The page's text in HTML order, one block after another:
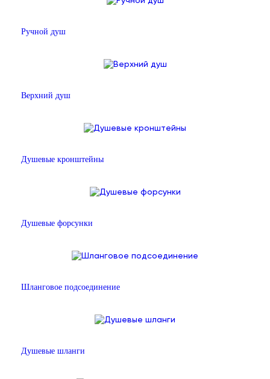
Ручной душ
Верхний душ
Душевые кронштейны
Душевые форсунки
Шланговое подсоединение
Душевые шланги